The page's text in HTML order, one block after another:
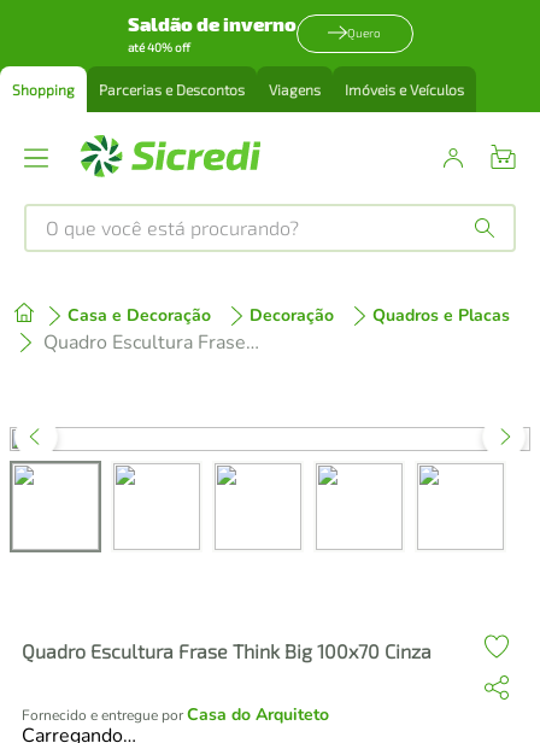
Saldão de inverno
até 40% off
Quero
Shopping Parcerias e Descontos Viagens Imóveis e Veículos
O que você está procurando?
Casa e Decoração Decoração Quadros e Placas
Quadro Escultura Frase Think Big 100x70 Cinza
Quadro Escultura Frase Think Big 100x70 Cinza
Fornecido e entregue porCasa do Arquiteto
Carregando…
1º tenis
perfume